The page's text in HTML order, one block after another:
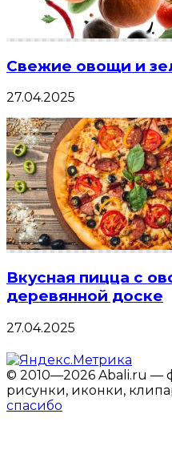
Свежие овощи и
27.04.2025
Вкусная пицца с
деревянной доске
27.04.2025
© 2010—2026 Abali.ru —
рисунки, иконки,
спасибо